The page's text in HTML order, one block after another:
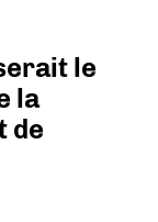
le
la
de